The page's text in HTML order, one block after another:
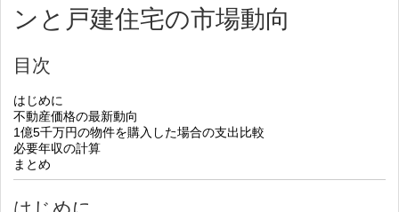
ンと戸建住宅の市場動向
目次
はじめに
不動産価格の最新動向
1億5千万円の物件を購入した場合の支出比較
必要年収の計算
まとめ